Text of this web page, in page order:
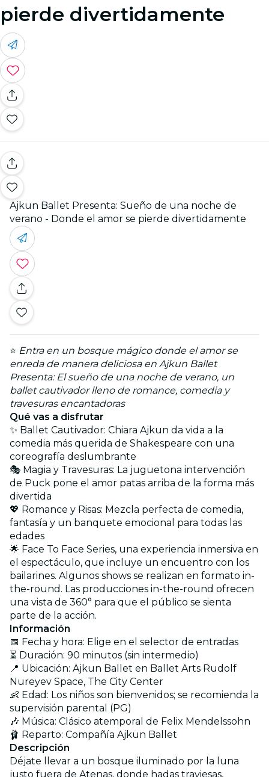
pierde divertidamente
Ajkun Ballet Presenta: Sueño de una noche de
verano - Donde el amor se pierde divertidamente
⭐ Entra en un bosque mágico donde el amor se
enreda de manera deliciosa en Ajkun Ballet
Presenta: El sueño de una noche de verano, un
ballet cautivador lleno de romance, comedia y
travesuras encantadoras
Qué vas a disfrutar
✨ Ballet Cautivador: Chiara Ajkun da vida a la
comedia más querida de Shakespeare con una
coreografía deslumbrante
🎭 Magia y Travesuras: La juguetona intervención
de Puck pone el amor patas arriba de la forma más
divertida
💖 Romance y Risas: Mezcla perfecta de comedia,
fantasía y un banquete emocional para todas las
edades
🌟 Face To Face Series, una experiencia inmersiva en
el espectáculo, que incluye un encuentro con los
bailarines. Algunos shows se realizan en formato in-
the-round. Las producciones in-the-round ofrecen
una vista de 360° para que el público se sienta
parte de la acción.
Información
📅 Fecha y hora: Elige en el selector de entradas
⏳ Duración: 90 minutos (sin intermedio)
📍 Ubicación: Ajkun Ballet en Ballet Arts Rudolf
Nureyev Space, The City Center
👶 Edad: Los niños son bienvenidos; se recomienda la
supervisión parental (PG)
🎶 Música: Clásico atemporal de Felix Mendelssohn
🩰 Reparto: Compañía Ajkun Ballet
Descripción
Déjate llevar a un bosque iluminado por la luna
justo fuera de Atenas, donde hadas traviesas,